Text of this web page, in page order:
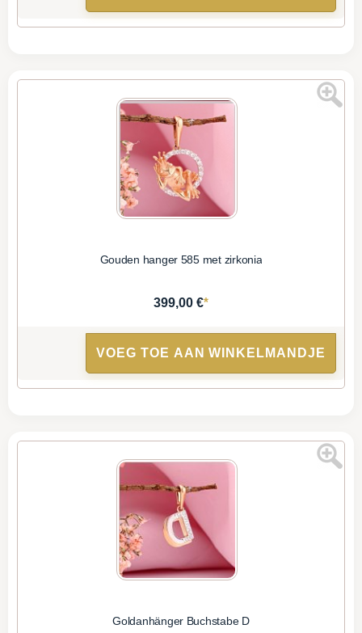
Gouden hanger 585 met zirkonia
399,00 €*
VOEG TOE AAN WINKELMANDJE
Goldanhänger Buchstabe D